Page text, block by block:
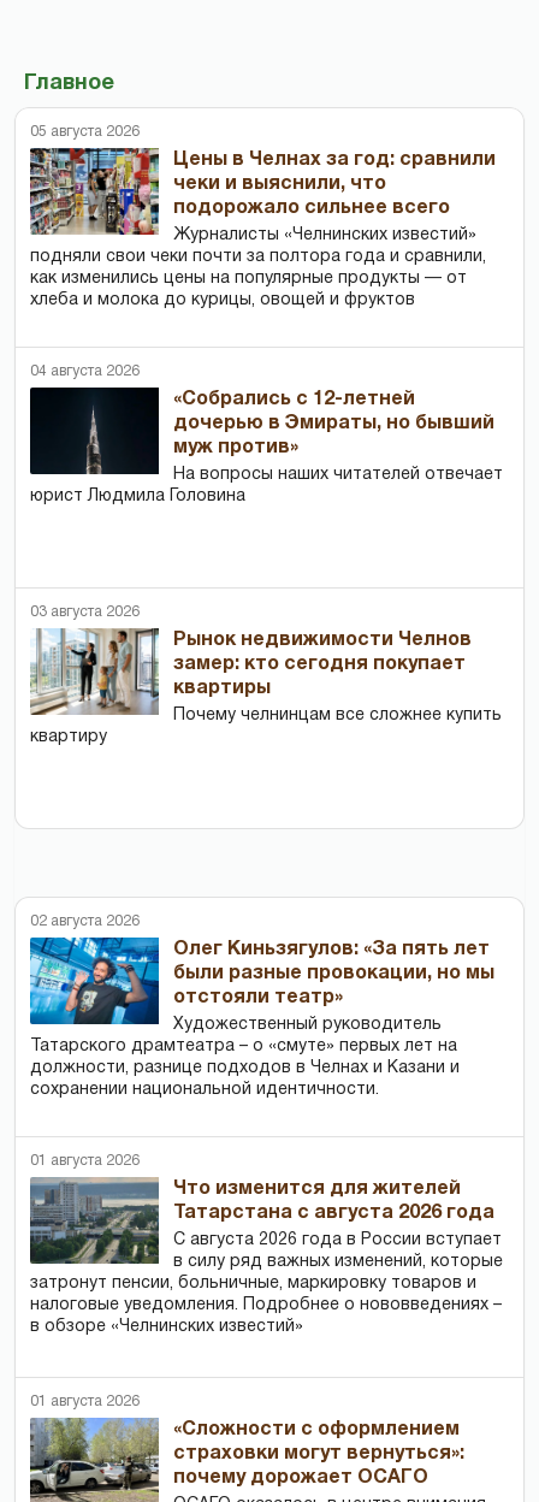
Главное
05 августа 2026
Цены в Челнах за год: сравнили
чеки и выяснили, что
подорожало сильнее всего
Журналисты «Челнинских известий»
подняли свои чеки почти за полтора года и сравнили,
как изменились цены на популярные продукты — от
хлеба и молока до курицы, овощей и фруктов
04 августа 2026
«Собрались с 12-летней
дочерью в Эмираты, но бывший
муж против»
На вопросы наших читателей отвечает
юрист Людмила Головина
03 августа 2026
Рынок недвижимости Челнов
замер: кто сегодня покупает
квартиры
Почему челнинцам все сложнее купить
квартиру
02 августа 2026
Олег Киньзягулов: «За пять лет
были разные провокации, но мы
отстояли театр»
Художественный руководитель
Татарского драмтеатра – о «смуте» первых лет на
должности, разнице подходов в Челнах и Казани и
сохранении национальной идентичности.
01 августа 2026
Что изменится для жителей
Татарстана с августа 2026 года
С августа 2026 года в России вступает
в силу ряд важных изменений, которые
затронут пенсии, больничные, маркировку товаров и
налоговые уведомления. Подробнее о нововведениях –
в обзоре «Челнинских известий»
01 августа 2026
«Сложности с оформлением
страховки могут вернуться»:
почему дорожает ОСАГО